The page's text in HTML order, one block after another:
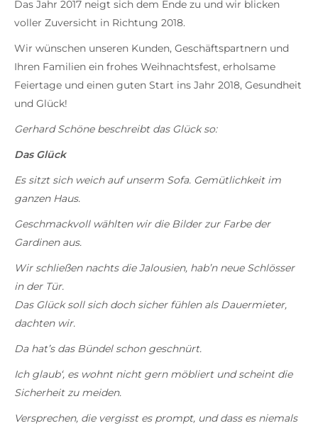
Das Jahr 2017 neigt sich dem Ende zu und wir blicken
voller Zuversicht in Richtung 2018.
Wir wünschen unseren Kunden, Geschäftspartnern und
Ihren Familien ein frohes Weihnachtsfest, erholsame
Feiertage und einen guten Start ins Jahr 2018, Gesundheit
und Glück!
Gerhard Schöne beschreibt das Glück so:
Das Glück
Es sitzt sich weich auf unserm Sofa. Gemütlichkeit im
ganzen Haus.
Geschmackvoll wählten wir die Bilder zur Farbe der
Gardinen aus.
Wir schließen nachts die Jalousien, hab’n neue Schlösser
in der Tür.
Das Glück soll sich doch sicher fühlen als Dauermieter,
dachten wir.
Da hat’s das Bündel schon geschnürt.
Ich glaub‘, es wohnt nicht gern möbliert und scheint die
Sicherheit zu meiden.
Versprechen, die vergisst es prompt, und dass es niemals